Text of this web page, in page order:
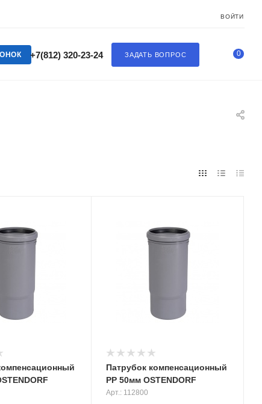
ВОЙТИ
ЗАДАТЬ ВОПРОС
+7(812) 320-23-24 0
Патрубок компенсационный
PP 50мм OSTENDORF
Арт.: 112800